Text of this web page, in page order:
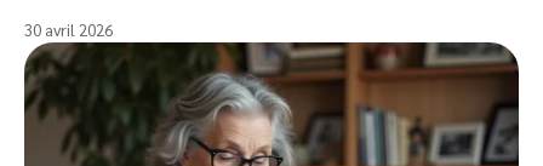
30 avril 2026